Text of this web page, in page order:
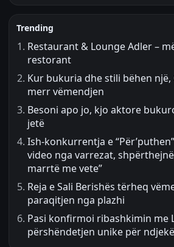
Trending
Restaurant & Lounge Adler –
restorant
Kur bukuria dhe stili bëhen
merr vëmendjen
Besoni apo jo, kjo aktore
jetë
Ish-konkurrentja e
video nga varrezat,
marrtë me vete”
Reja e Sali Berishës tërheq
paraqitjen nga plazhi
Pasi konfirmoi ribashkimin me
përshëndetjen unike për